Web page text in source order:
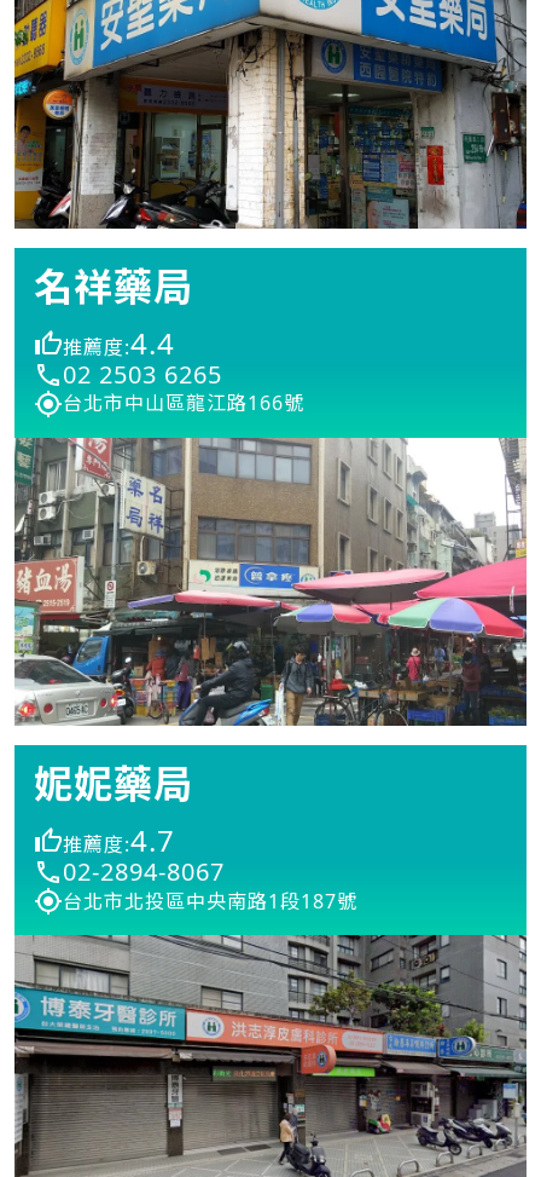
名祥藥局
推薦度:4.4
02 2503 6265
台北市中山區龍江路166號
妮妮藥局
推薦度:4.7
02-2894-8067
台北市北投區中央南路1段187號